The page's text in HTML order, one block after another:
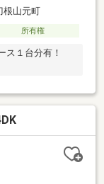
根山元町
所有権
ス１台分有！